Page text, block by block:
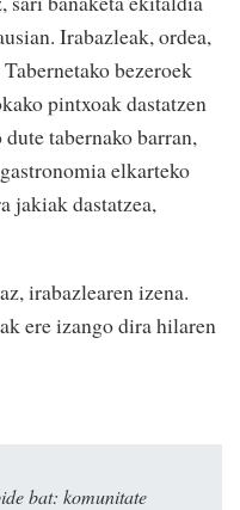
Irabazleak, ordea,
bezeroek
pintxoak dastatzen
tabernako barran,
elkarteko
jakiak dastatzea,
irabazlearen izena.
ere izango dira hilaren
bat: komunitate